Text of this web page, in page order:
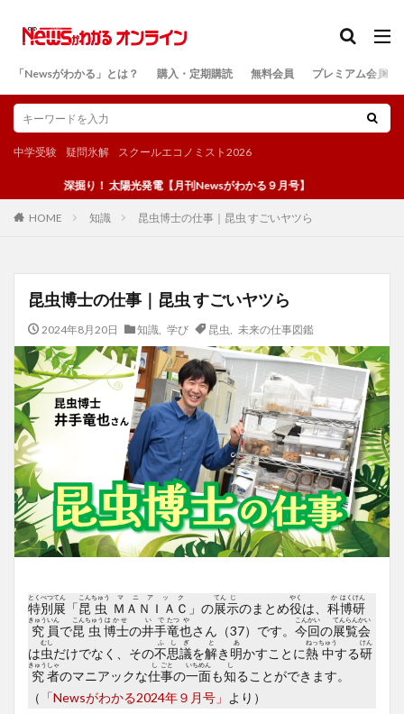
「Newsがわかる」とは？ 購入・定期購読 無料会員 プレミアム会員
中学受験 疑問氷解 スクールエコノミスト2026
深掘り！ 太陽光発電【月刊Newsがわかる９月号】
HOME 知識 昆虫博士の仕事｜昆虫 すごいヤツら
昆虫博士の仕事｜昆虫 すごいヤツら
2024年8月20日 知識 学び 昆虫 未来の仕事図鑑
特
とく
別
べつ
展
てん
「昆
こん
虫
ちゅう
ＭＡＮＩＡＣ
マニアック
」の展
てん
示
じ
のまとめ役
やく
は、 科
か
博
はく
研
けん
究
きゅう
員
いん
で昆
こん
虫
ちゅう
博士
はかせ
の井
い
手
で
竜
たつ
也
や
さん（37）です。 今
こん
回
かい
の展
てん
覧
らん
会
かい
は虫
むし
だけでなく、その不
ふ
思
し
議
ぎ
を解
と
き 明
あ
かすことに熱
ねっ
中
ちゅう
する研
けん
究
きゅう
者
しゃ
のマニアックな仕
し
事
ごと
の一
いち
面
めん
も知
し
ることができます。
（ 「Newsがわかる2024年９月号」 より）
検索